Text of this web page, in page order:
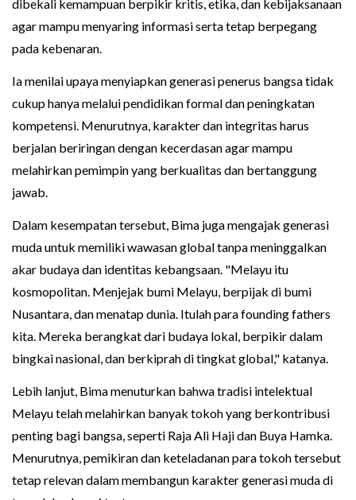
dibekali kemampuan berpikir kritis, etika, dan kebijaksanaan
agar mampu menyaring informasi serta tetap berpegang
pada kebenaran.
Ia menilai upaya menyiapkan generasi penerus bangsa tidak
cukup hanya melalui pendidikan formal dan peningkatan
kompetensi. Menurutnya, karakter dan integritas harus
berjalan beriringan dengan kecerdasan agar mampu
melahirkan pemimpin yang berkualitas dan bertanggung
jawab.
Dalam kesempatan tersebut, Bima juga mengajak generasi
muda untuk memiliki wawasan global tanpa meninggalkan
akar budaya dan identitas kebangsaan. "Melayu itu
kosmopolitan. Menjejak bumi Melayu, berpijak di bumi
Nusantara, dan menatap dunia. Itulah para founding fathers
kita. Mereka berangkat dari budaya lokal, berpikir dalam
bingkai nasional, dan berkiprah di tingkat global," katanya.
Lebih lanjut, Bima menuturkan bahwa tradisi intelektual
Melayu telah melahirkan banyak tokoh yang berkontribusi
penting bagi bangsa, seperti Raja Ali Haji dan Buya Hamka.
Menurutnya, pemikiran dan keteladanan para tokoh tersebut
tetap relevan dalam membangun karakter generasi muda di